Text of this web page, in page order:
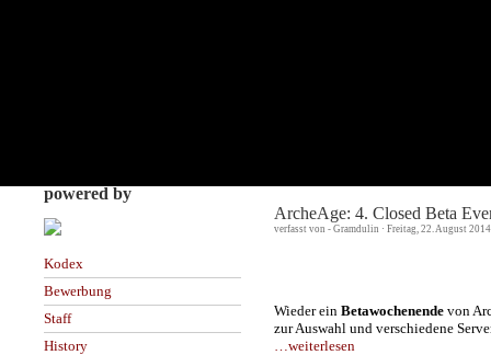
powered by
Kodex
Bewerbung
Staff
History
ArcheAge: 4. Closed Beta
verfasst von - Gramdulin · Freitag, 22. August
Wieder ein Betawochenende von
zur Auswahl und verschiedene
…weiterlesen